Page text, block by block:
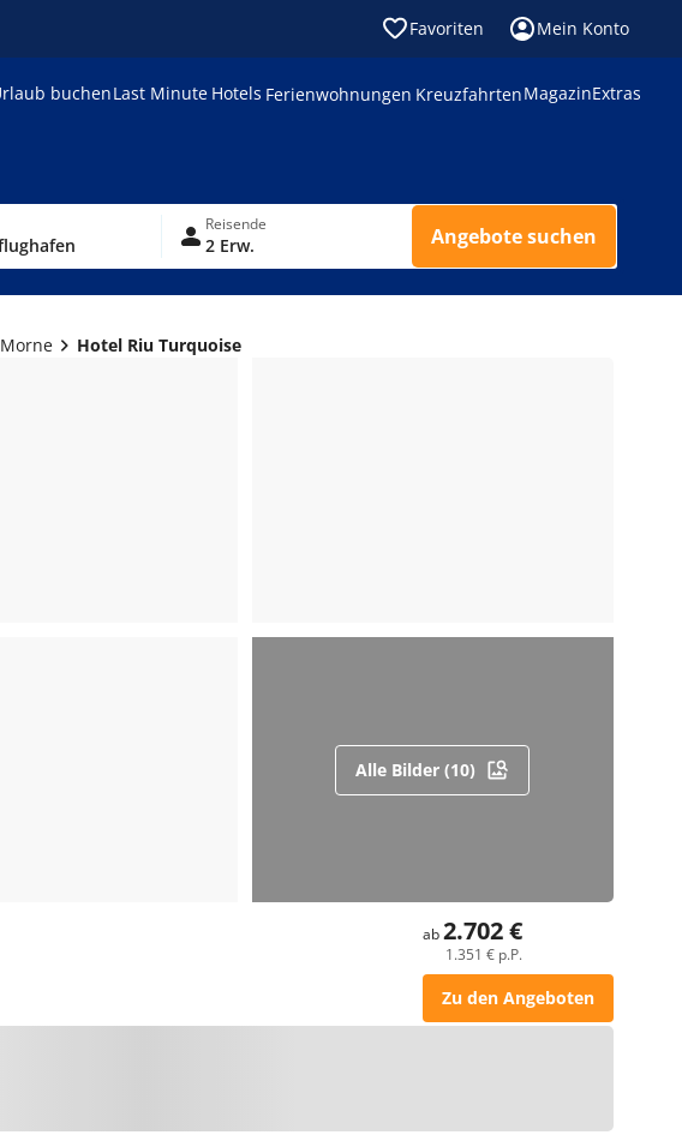
Favoriten Mein Konto
buchenLast Minute Hotels Ferienwohnungen KreuzfahrtenMagazinExtras
Reisende
2 Erw. Angebote suchen
Hotel Riu Turquoise
Alle Bilder (10)
ab2.702 €
1.351 € p.P.
Zu den Angeboten